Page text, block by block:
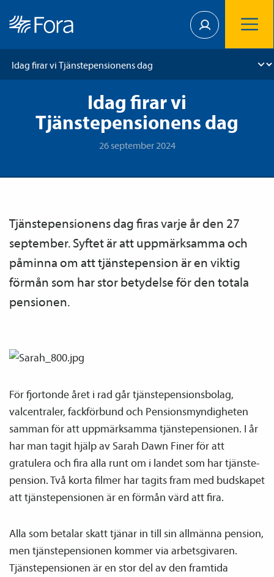
Idag firar vi
Tjänstepensionens dag
26 september 2024
Tjänste­­pensionens dag firas varje år den 27
september. Syftet är att uppmärksamma och
påminna om att tjänste­pension är en viktig
förmån som har stor betydelse för den totala
pensionen.
För fjortonde året i rad går tjänste­pensions­bolag,
valcentraler, fackförbund och Pensions­myndigheten
samman för att uppmärksamma tjänste­­pensionen. I år
har man tagit hjälp av Sarah Dawn Finer för att
gratulera och fira alla runt om i landet som har tjänste­
pension. Två korta filmer har tagits fram med budskapet
att tjänste­­pensionen är en förmån värd att fira.
Alla som betalar skatt tjänar in till sin allmänna pension,
men tjänste­­pensionen kommer via arbetsgivaren.
Tjänste­­pensionen är en stor del av den framtida